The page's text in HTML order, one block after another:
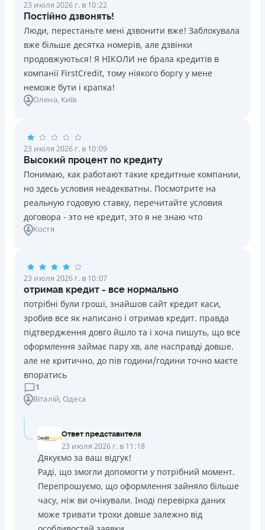
23 июля 2026 г. в 10:22
Постійно дзвонять!
Люди, перестаньте мені дзвонити вже! Заблокувала
вже більше десятка номерів, але дзвінки
продовжуються! Я НІКОЛИ не брала кредитів в
компанії FirstCredit, тому ніякого боргу у мене
неможе бути і крапка!
Олена, Київ
23 июля 2026 г. в 10:09
Высокий процент по кредиту
Понимаю, как работают такие кредитные компании,
но здесь условия неадекватны. Посмотрите на
реальную годовую ставку, перечитайте условия
договора - это не кредит, это я не знаю что
Костя
23 июля 2026 г. в 10:07
отримав кредит - все нормально
потрібні були гроші, знайшов сайт кредит каси,
зробив все як написано і отримав кредит. правда
підтвердження довго йшло та і хоча пишуть, що все
оформлення займає пару хв, але насправді довше.
але не критично, до пів години/години точно маєте
впоратись
1
Віталій, Одеса
Ответ представителя
23 июля 2026 г. в 11:18
Дякуємо за ваш відгук!
Раді, що змогли допомогти у потрібний момент.
Перепрошуємо, що оформлення зайняло більше
часу, ніж ви очікували. Іноді перевірка даних
може тривати трохи довше залежно від